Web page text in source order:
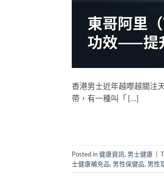
香港男士近年越嚟越關注
帶，有一種叫「 […]
Posted in健康資訊, 男士健康
士健康補充品, 男性保健品, 男性